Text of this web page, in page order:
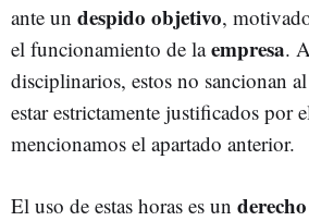
ante un despido objetivo,
el funcionamiento de laempresa.
disciplinarios, estos no sancionan
estar estrictamente justificados por
mencionamos el apartado anterior.
El uso de estas horas es un